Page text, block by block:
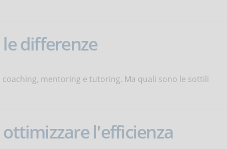
differenze
mentoring e tutoring. Ma quali sono le sottili
ottimizzare l'efficienza